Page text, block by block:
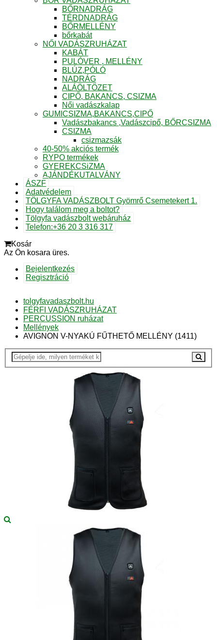
BŐRNADRÁG
TÉRDNADRÁG
BŐRMELLÉNY
bőrkabát
NŐI VADÁSZRUHÁZAT
KABÁT
PULÓVER , MELLÉNY
BLÚZ,PÓLÓ
NADRÁG
ALÁÖLTÖZET
CIPŐ, BAKANCS, CSIZMA
Női vadászkalap
GUMICSIZMA,BAKANCS,CIPŐ
Vadászbakancs ,Vadászcipő, BŐRCSIZMA
CSIZMA
csizmazsák
40-50% akciós termék
RYPO termékek
GYEREKCSiZMA
AJÁNDÉKUTALVÁNY
ÁSZF
Adatvédelem
TÖLGYFA VADÁSZBOLT Gyömrő Csemetekert 1.
Hogy találom meg a boltot?
Tölgyfa vadászbolt webáruház
Telefon:+36 20 3 316 317
Kosár
Az Ön kosara üres.
Bejelentkezés
Regisztráció
tolgyfavadaszbolt.hu
FÉRFI VADÁSZRUHÁZAT
PERCUSSION ruházat
Mellények
AVIGNON V-NYAKÚ FŰTHETŐ MELLÉNY (1411)